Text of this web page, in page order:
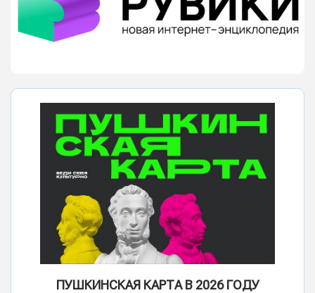
ПУШКИНСКАЯ КАРТА В 2026 ГОДУ